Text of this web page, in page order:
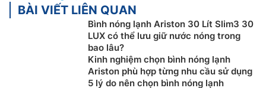
BÀI VIẾT LIÊN QUAN
Bình nóng lạnh Ariston 30 Lít Slim3 30
LUX có thể lưu giữ nước nóng trong
bao lâu?
Kinh nghiệm chọn bình nóng lạnh
Ariston phù hợp từng nhu cầu sử dụng
5 lý do nên chọn bình nóng lạnh